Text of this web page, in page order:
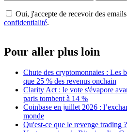
Oui, j'accepte de recevoir des
confidentialité.
Pour aller plus loin
Chute des cryptomonnaies : Les
que 25 % des revenus onchain
Clarity Act : le vote s'évapore
paris tombent à 14 %
Coinbase en juillet 2026 :
monde
Qu'est-ce que le revenge trading